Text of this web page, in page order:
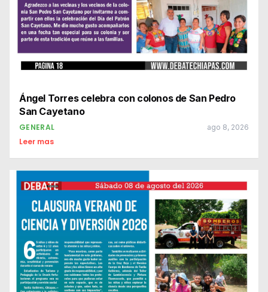
Ángel Torres celebra con colonos de San Pedro
San Cayetano
GENERAL ago 8, 2026
Leer mas